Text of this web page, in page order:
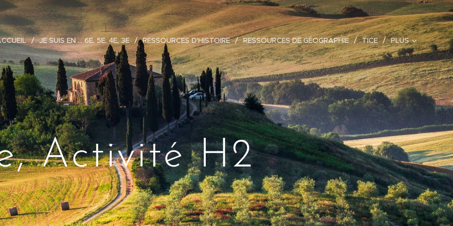
JE SUIS EN ... 6E, 5E, 4E, 3E RESSOURCES D'HISTOIRE RESSOURCES DE GÉOGRAPHIE TICE PLUS
Activité H2